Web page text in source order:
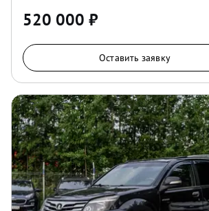
520 000 ₽
Оставить заявку